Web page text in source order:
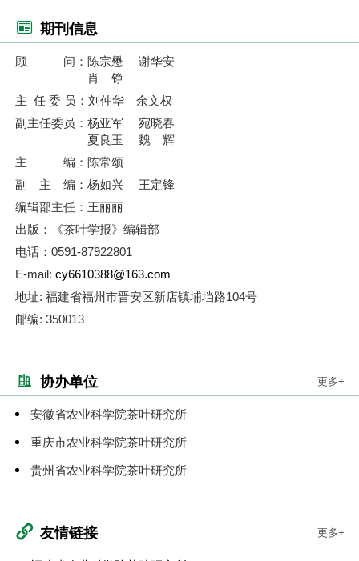
期刊信息
顾 问：陈宗懋 谢华安
肖 铮
主 任 委 员：刘仲华 余文权
副主任委员：杨亚军 宛晓春
夏良玉 魏 辉
主 编：陈常颂
副 主 编：杨如兴 王定锋
编辑部主任：王丽丽
出版：《茶叶学报》编辑部
电话：0591-87922801
E-mail: cy6610388@163.com
地址: 福建省福州市晋安区新店镇埔垱路104号
邮编: 350013
协办单位 更多+
安徽省农业科学院茶叶研究所
重庆市农业科学院茶叶研究所
贵州省农业科学院茶叶研究所
友情链接 更多+